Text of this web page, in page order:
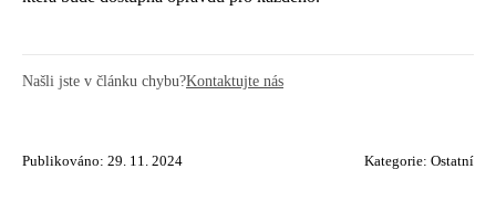
Našli jste v článku chybu?Kontaktujte nás
Publikováno: 29. 11. 2024 Kategorie: Ostatní